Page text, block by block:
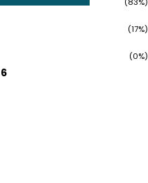
(17%)
(0%)
6